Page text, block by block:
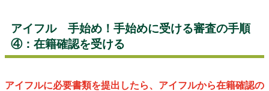
アイフル 手始め！手始めに受ける審査の手順
④：在籍確認を受ける
アイフルに必要書類を提出したら、アイフルから在籍確認の